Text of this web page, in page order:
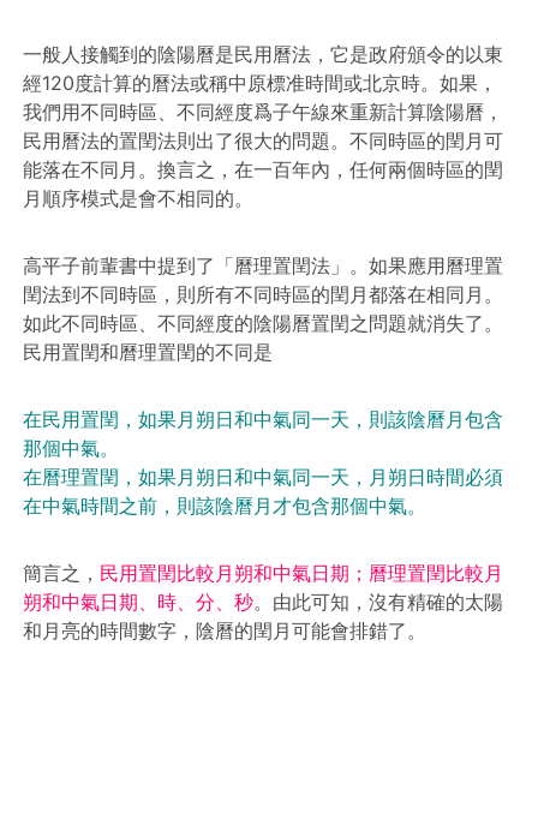
一般人接觸到的陰陽曆是民用曆法，它是政府頒令的以東
經120度計算的曆法或稱中原標准時間或北京時。如果，
我們用不同時區、不同經度爲子午線來重新計算陰陽曆，
民用曆法的置閏法則出了很大的問題。不同時區的閏月可
能落在不同月。換言之，在一百年內，任何兩個時區的閏
月順序模式是會不相同的。
高平子前輩書中提到了「曆理置閏法」。如果應用曆理置
閏法到不同時區，則所有不同時區的閏月都落在相同月。
如此不同時區、不同經度的陰陽曆置閏之問題就消失了。
民用置閏和曆理置閏的不同是
在民用置閏，如果月朔日和中氣同一天，則該陰曆月包含
那個中氣。
在曆理置閏，如果月朔日和中氣同一天，月朔日時間必須
在中氣時間之前，則該陰曆月才包含那個中氣。
簡言之， 民用置閏比較月朔和中氣日期；曆理置閏比較月
朔和中氣日期、時、分、秒。由此可知，沒有精確的太陽
和月亮的時間數字，陰曆的閏月可能會排錯了。